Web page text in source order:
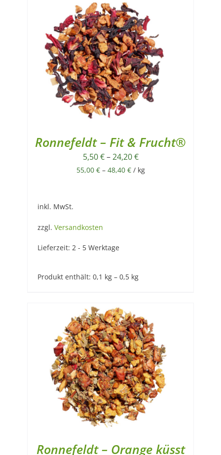
Ronnefeldt – Fit & Frucht®
5,50€–24,20€
55,00 €– 48,40 €/ kg
inkl. MwSt.
zzgl. Versandkosten
Lieferzeit: 2 - 5 Werktage
Produkt enthält: 0,1 kg – 0,5 kg
Ronnefeldt – Orange küsst